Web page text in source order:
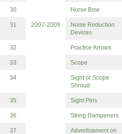
2007-2009
30 Horse Bow
31
Noise Reduction
Devices
32 Practice Arrows
33 Scope
34
Sight or Scope
Shroud
35 Sight Pins
36 String Dampeners
37
Advertisement on